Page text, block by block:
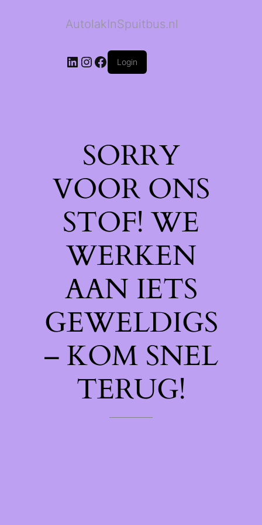
AutolakInSpuitbus.nl
LinkedIn
Instagram
Facebook
Login
SORRY
VOOR ONS
STOF! WE
WERKEN
AAN IETS
GEWELDIGS
– KOM SNEL
TERUG!